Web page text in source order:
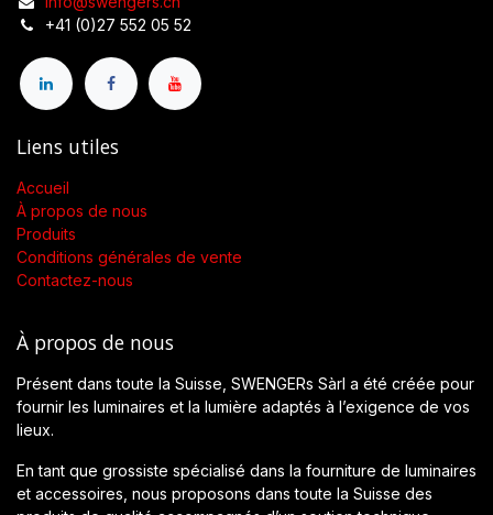
+41 (0)27 552 05 52
Liens utiles
Accueil
À propos de nous
Produits
Conditions générales de vente
Contactez-nous
À propos de nous
Présent dans toute la Suisse, SWENGERs Sàrl a été créée pour
fournir les luminaires et la lumière adaptés à l’exigence de vos
lieux.
En tant que grossiste spécialisé dans la fourniture de luminaires
et accessoires, nous proposons dans toute la Suisse des